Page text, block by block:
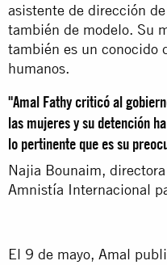
asistente de dirección
también de modelo. Su
también es un conocido
humanos.
"Amal Fathy criticó al
las mujeres y su detención
lo pertinente que es su
Najia Bounaim,
Amnistía Internacional
El 9 de mayo, Amal